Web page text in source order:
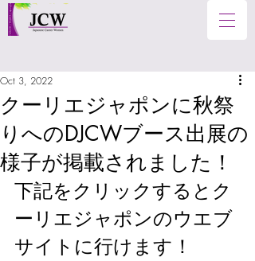
クーリエジャポンに秋祭
りへのDJCWブース出展の
様子が掲載されました！
Oct 3, 2022
下記をクリックするとク
ーリエジャポンのウエブ
サイトに行けます！